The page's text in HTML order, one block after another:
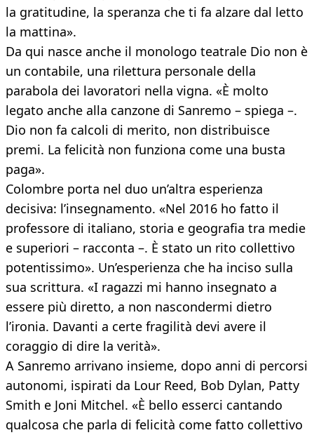
la gratitudine, la speranza che ti fa alzare dal letto
la mattina».
Da qui nasce anche il monologo teatrale Dio non è
un contabile, una rilettura personale della
parabola dei lavoratori nella vigna. «È molto
legato anche alla canzone di Sanremo – spiega –.
Dio non fa calcoli di merito, non distribuisce
premi. La felicità non funziona come una busta
paga».
Colombre porta nel duo un’altra esperienza
decisiva: l’insegnamento. «Nel 2016 ho fatto il
professore di italiano, storia e geografia tra medie
e superiori – racconta –. È stato un rito collettivo
potentissimo». Un’esperienza che ha inciso sulla
sua scrittura. «I ragazzi mi hanno insegnato a
essere più diretto, a non nascondermi dietro
l’ironia. Davanti a certe fragilità devi avere il
coraggio di dire la verità».
A Sanremo arrivano insieme, dopo anni di percorsi
autonomi, ispirati da Lour Reed, Bob Dylan, Patty
Smith e Joni Mitchel. «È bello esserci cantando
qualcosa che parla di felicità come fatto collettivo